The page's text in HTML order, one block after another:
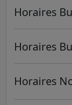
Horaires
Horaires
Horaires